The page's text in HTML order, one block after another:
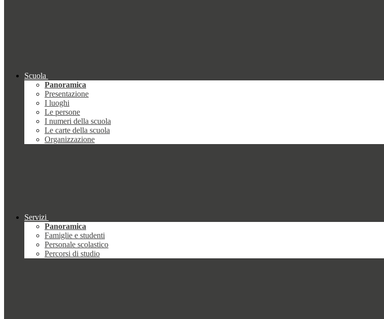
Scuola
Panoramica
Presentazione
I luoghi
Le persone
I numeri della scuola
Le carte della scuola
Organizzazione
Servizi
Panoramica
Famiglie e studenti
Personale scolastico
Percorsi di studio